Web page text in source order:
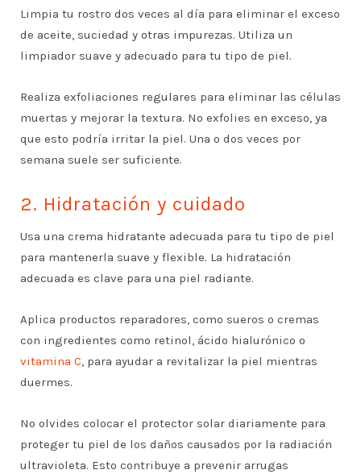
Limpia tu rostro dos veces al día para eliminar el exceso
de aceite, suciedad y otras impurezas. Utiliza un
limpiador suave y adecuado para tu tipo de piel.
Realiza exfoliaciones regulares para eliminar las células
muertas y mejorar la textura. No exfolies en exceso, ya
que esto podría irritar la piel. Una o dos veces por
semana suele ser suficiente.
2. Hidratación y cuidado
Usa una crema hidratante adecuada para tu tipo de piel
para mantenerla suave y flexible. La hidratación
adecuada es clave para una piel radiante.
Aplica productos reparadores, como sueros o cremas
con ingredientes como retinol, ácido hialurónico o
vitamina C, para ayudar a revitalizar la piel mientras
duermes.
No olvides colocar el protector solar diariamente para
proteger tu piel de los daños causados por la radiación
ultravioleta. Esto contribuye a prevenir arrugas